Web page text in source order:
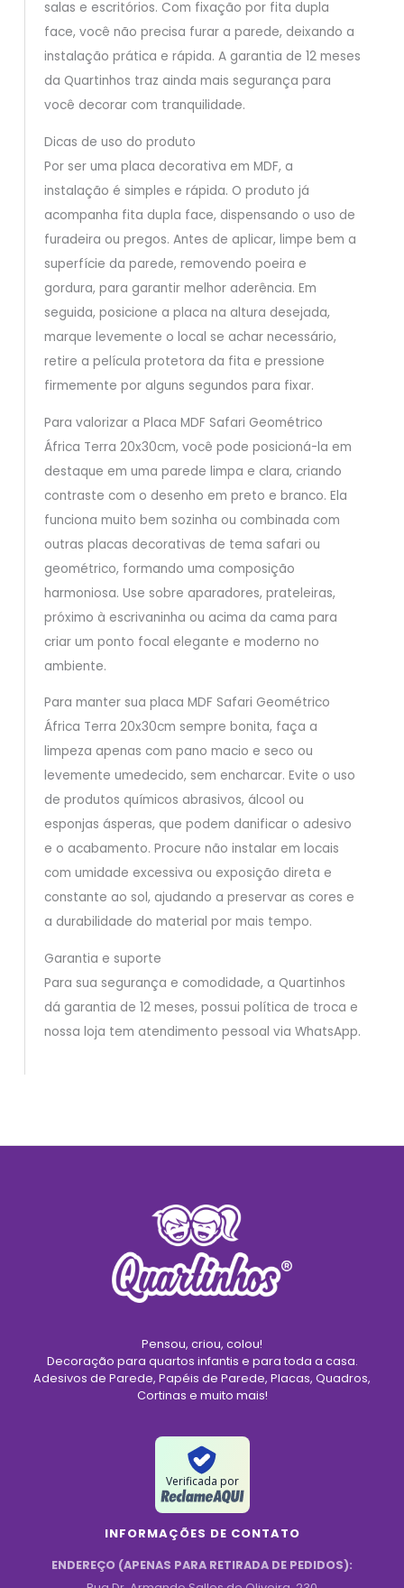
salas e escritórios. Com fixação por fita dupla
face, você não precisa furar a parede, deixando a
instalação prática e rápida. A garantia de 12 meses
da Quartinhos traz ainda mais segurança para
você decorar com tranquilidade.
Dicas de uso do produto
Por ser uma placa decorativa em MDF, a
instalação é simples e rápida. O produto já
acompanha fita dupla face, dispensando o uso de
furadeira ou pregos. Antes de aplicar, limpe bem a
superfície da parede, removendo poeira e
gordura, para garantir melhor aderência. Em
seguida, posicione a placa na altura desejada,
marque levemente o local se achar necessário,
retire a película protetora da fita e pressione
firmemente por alguns segundos para fixar.
Para valorizar a Placa MDF Safari Geométrico
África Terra 20x30cm, você pode posicioná-la em
destaque em uma parede limpa e clara, criando
contraste com o desenho em preto e branco. Ela
funciona muito bem sozinha ou combinada com
outras placas decorativas de tema safari ou
geométrico, formando uma composição
harmoniosa. Use sobre aparadores, prateleiras,
próximo à escrivaninha ou acima da cama para
criar um ponto focal elegante e moderno no
ambiente.
Para manter sua placa MDF Safari Geométrico
África Terra 20x30cm sempre bonita, faça a
limpeza apenas com pano macio e seco ou
levemente umedecido, sem encharcar. Evite o uso
de produtos químicos abrasivos, álcool ou
esponjas ásperas, que podem danificar o adesivo
e o acabamento. Procure não instalar em locais
com umidade excessiva ou exposição direta e
constante ao sol, ajudando a preservar as cores e
a durabilidade do material por mais tempo.
Garantia e suporte
Para sua segurança e comodidade, a Quartinhos
dá garantia de 12 meses, possui política de troca e
nossa loja tem atendimento pessoal via WhatsApp.
Pensou, criou, colou!
Decoração para quartos infantis e para toda a casa.
Adesivos de Parede, Papéis de Parede, Placas, Quadros,
Cortinas e muito mais!
Verificada por
INFORMAÇÕES DE CONTATO
ENDEREÇO (APENAS PARA RETIRADA DE PEDIDOS):